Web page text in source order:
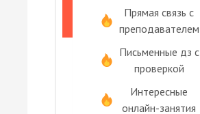
Прямая связь с
преподавателем
Письменные дз с
проверкой
Интересные
онлайн-занятия